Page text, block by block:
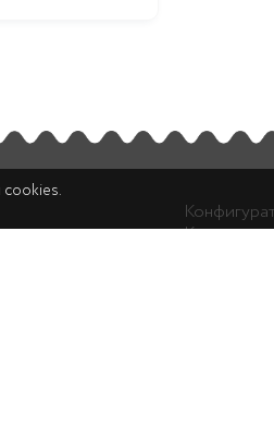
Корзина
cookies.